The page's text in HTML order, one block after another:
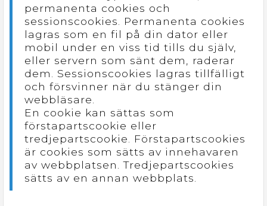
permanenta cookies och
sessionscookies. Permanenta cookies
lagras som en fil på din dator eller
mobil under en viss tid tills du själv,
eller servern som sänt dem, raderar
dem. Sessionscookies lagras tillfälligt
och försvinner när du stänger din
webbläsare.
En cookie kan sättas som
förstapartscookie eller
tredjepartscookie. Förstapartscookies
är cookies som sätts av innehavaren
av webbplatsen. Tredjepartscookies
sätts av en annan webbplats.